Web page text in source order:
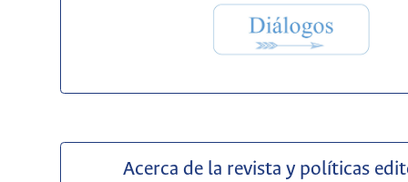
Acerca de la revista y políticas